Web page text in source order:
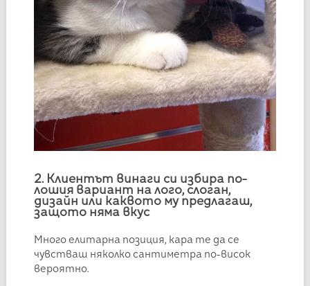
2. Клиентът винаги си избира по-
лошия вариант на лого, слоган,
дизайн или каквото му предлагаш,
защото няма вкус
Много елитарна позиция, кара те да се
чувстваш няколко сантиметра по-висок
вероятно.